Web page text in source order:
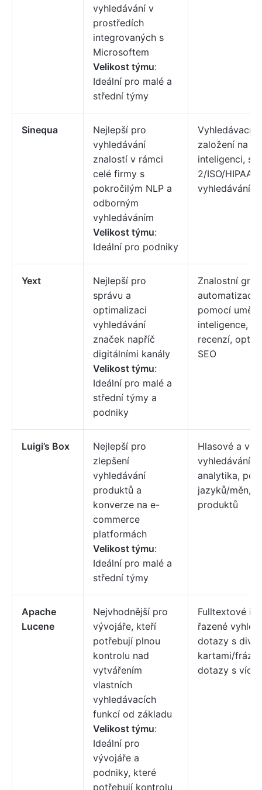
vyhledávání v
prostředích
integrovaných s
Microsoftem
Velikost týmu:
Ideální pro malé a
střední týmy
Sinequa
Nejlepší pro
vyhledávání
znalostí v rámci
celé firmy s
pokročilým NLP a
odborným
vyhledáváním
Velikost týmu:
Ideální pro podniky
Vyhledávací
založení na
inteligenci,
2/ISO/HIPAA,
vyhledávání
Yext
Nejlepší pro
správu a
optimalizaci
vyhledávání
značek napříč
digitálními kanály
Velikost týmu:
Ideální pro malé a
střední týmy a
podniky
Znalostní graf,
automatizace
pomocí umělé
inteligence,
recenzí,
SEO
Luigi’s Box
Nejlepší pro
zlepšení
vyhledávání
produktů a
konverze na e-
commerce
platformách
Velikost týmu:
Ideální pro malé a
střední týmy
Hlasové a
vyhledávání,
analytika,
jazyků/měn,
produktů
Apache
Lucene
Nejvhodnější pro
vývojáře, kteří
potřebují plnou
kontrolu nad
vytvářením
vlastních
vyhledávacích
funkcí od základu
Velikost týmu:
Ideální pro
vývojáře a
podniky, které
potřebují kontrolu
Fulltextové
řazené
dotazy s
kartami/
dotazy s více